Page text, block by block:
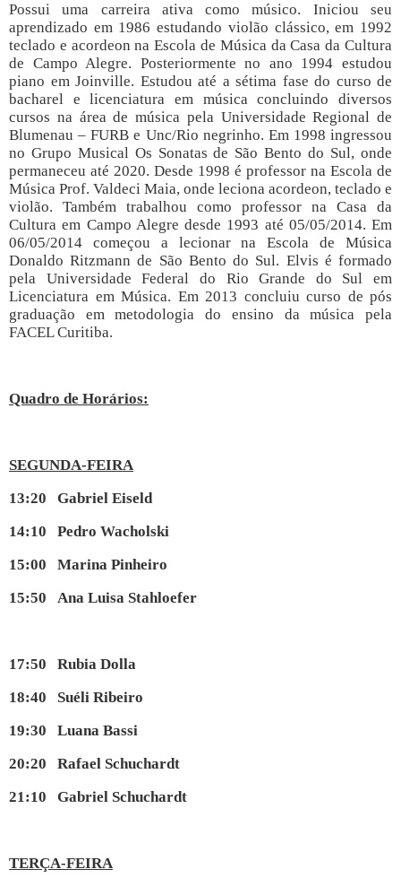
Possui uma carreira ativa como músico. Iniciou seu
aprendizado em 1986 estudando violão clássico, em 1992
teclado e acordeon na Escola de Música da Casa da Cultura
de Campo Alegre. Posteriormente no ano 1994 estudou
piano em Joinville. Estudou até a sétima fase do curso de
bacharel e licenciatura em música concluindo diversos
cursos na área de música pela Universidade Regional de
Blumenau – FURB e Unc/Rio negrinho. Em 1998 ingressou
no Grupo Musical Os Sonatas de São Bento do Sul, onde
permaneceu até 2020. Desde 1998 é professor na Escola de
Música Prof. Valdeci Maia, onde leciona acordeon, teclado e
violão. Também trabalhou como professor na Casa da
Cultura em Campo Alegre desde 1993 até 05/05/2014. Em
06/05/2014 começou a lecionar na Escola de Música
Donaldo Ritzmann de São Bento do Sul. Elvis é formado
pela Universidade Federal do Rio Grande do Sul em
Licenciatura em Música. Em 2013 concluiu curso de pós
graduação em metodologia do ensino da música pela
FACEL Curitiba.
Quadro de Horários:
SEGUNDA-FEIRA
13:20 Gabriel Eiseld
14:10 Pedro Wacholski
15:00 Marina Pinheiro
15:50 Ana Luisa Stahloefer
17:50 Rubia Dolla
18:40 Suéli Ribeiro
19:30 Luana Bassi
20:20 Rafael Schuchardt
21:10 Gabriel Schuchardt
TERÇA-FEIRA